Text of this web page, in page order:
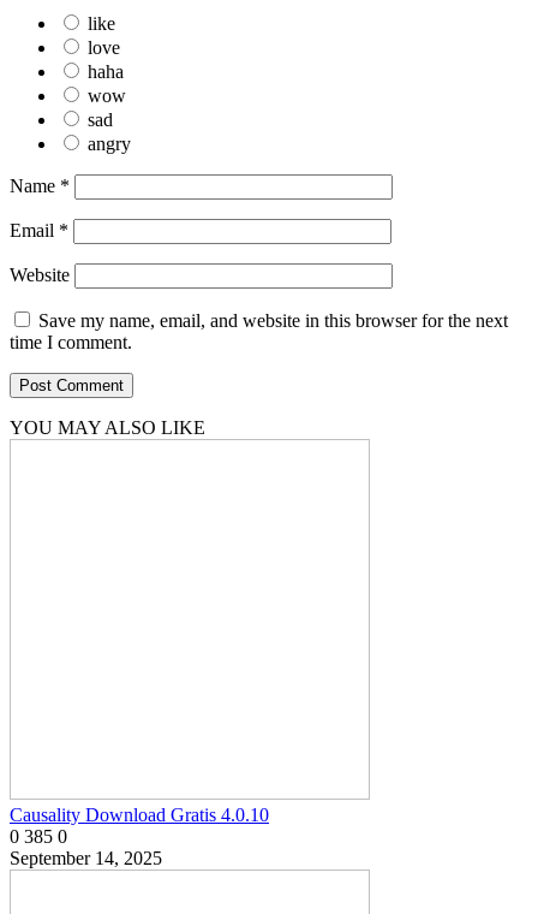
like
love
haha
wow
sad
angry
Name *
Email *
Website
Save my name, email, and website in this browser for the next
time I comment.
YOU MAY ALSO LIKE
Causality Download Gratis 4.0.10
0 385 0
September 14, 2025